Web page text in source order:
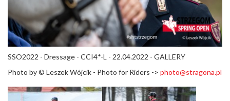
SSO2022 - Dressage - CCI4*-L - 22.04.2022 - GALLERY
Photo by © Leszek Wójcik - Photo for Riders -> photo@stragona.pl